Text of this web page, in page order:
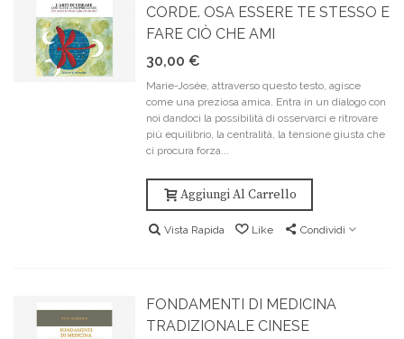
CORDE. OSA ESSERE TE STESSO E
FARE CIÒ CHE AMI
30,00 €
Marie-Josèe, attraverso questo testo, agisce
come una preziosa amica. Entra in un dialogo con
noi dandoci la possibilità di osservarci e ritrovare
più equilibrio, la centralità, la tensione giusta che
ci procura forza...
Aggiungi Al Carrello
Vista Rapida Like Condividi
FONDAMENTI DI MEDICINA
TRADIZIONALE CINESE